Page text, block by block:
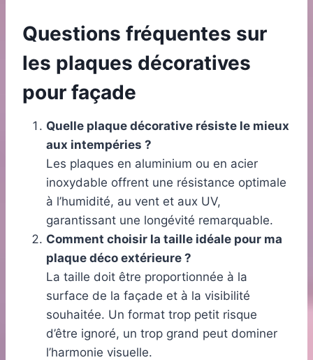
Questions fréquentes sur
les plaques décoratives
pour façade
Quelle plaque décorative résiste le mieux
aux intempéries ?
Les plaques en aluminium ou en acier
inoxydable offrent une résistance optimale
à l’humidité, au vent et aux UV,
garantissant une longévité remarquable.
Comment choisir la taille idéale pour ma
plaque déco extérieure ?
La taille doit être proportionnée à la
surface de la façade et à la visibilité
souhaitée. Un format trop petit risque
d’être ignoré, un trop grand peut dominer
l’harmonie visuelle.